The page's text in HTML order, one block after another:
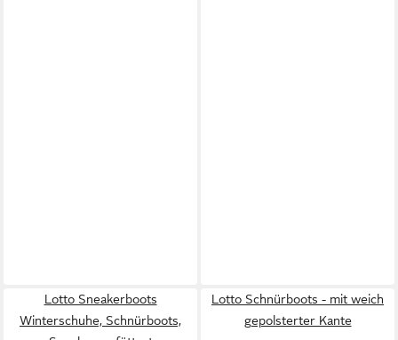
Lotto Sneakerboots
Winterschuhe, Schnürboots,
Lotto Schnürboots - mit weich
gepolsterter Kante